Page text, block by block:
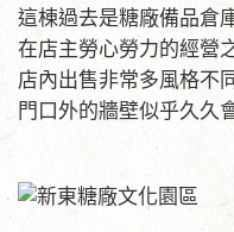
這棟過去是糖廠備品倉
在店主勞心勞力的經營
店內出售非常多風格不
門口外的牆壁似乎久久